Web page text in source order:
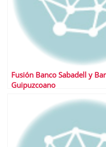
Fusión Banco Sabadell y
Guipuzcoano